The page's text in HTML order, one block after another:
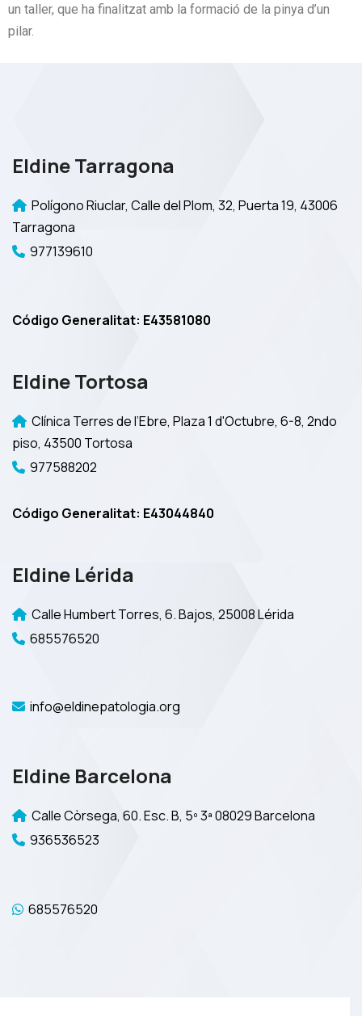
un taller, que ha finalitzat amb la formació de la pinya d’un
pilar.
Eldine Tarragona
Polígono Riuclar, Calle del Plom, 32, Puerta 19, 43006
Tarragona
977139610
Código Generalitat: E43581080
Eldine Tortosa
Clínica Terres de l’Ebre, Plaza 1 d'Octubre, 6-8, 2ndo
piso, 43500 Tortosa
977588202
Código Generalitat: E43044840
Eldine Lérida
Calle Humbert Torres, 6. Bajos, 25008 Lérida
685576520
info@eldinepatologia.org
Eldine Barcelona
Calle Còrsega, 60. Esc. B, 5º 3ª 08029 Barcelona
936536523
685576520